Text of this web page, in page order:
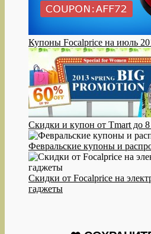
Купоны Focalprice на июль
Скидки и купон от Tmart до 8
Февральские купоны и
Скидки от Focalprice на
гаджеты